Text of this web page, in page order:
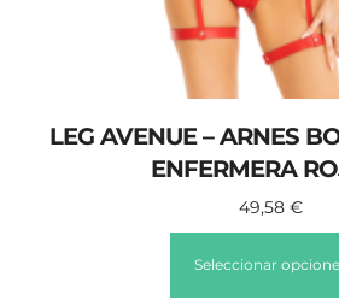
LEG AVENUE – ARNES
ENFERMERA
49,58 €
Seleccionar